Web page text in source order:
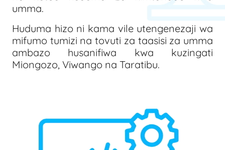
umma.
Huduma hizo ni kama vile utengenezaji wa
mifumo tumizi na tovuti za taasisi za umma
ambazo husanifiwa kwa kuzingati
Miongozo, Viwango na Taratibu.